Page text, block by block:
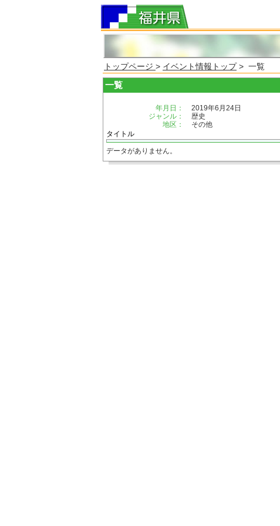
トップページ > イベント情報トップ> 一覧
一覧
年月日：
2019年6月24日
ジャンル：
歴史
地区：
その他
タイトル
データがありません。